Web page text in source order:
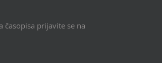
prijavite se na